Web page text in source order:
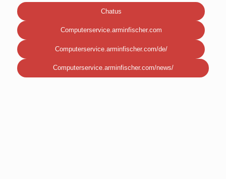
Chatus
Computerservice.arminfischer.com
Computerservice.arminfischer.com/de/
Computerservice.arminfischer.com/news/